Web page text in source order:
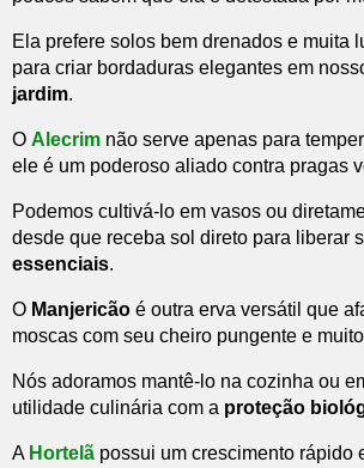
Ela prefere solos bem drenados e muita
para criar bordaduras elegantes em
jardim.
O Alecrim não serve apenas para
ele é um poderoso aliado contra pragas
Podemos cultivá-lo em vasos ou
desde que receba sol direto para liberar
essenciais.
O Manjericão é outra erva versátil que
moscas com seu cheiro pungente e
Nós adoramos mantê-lo na cozinha ou
utilidade culinária com a proteção
A Hortelã possui um crescimento rápido